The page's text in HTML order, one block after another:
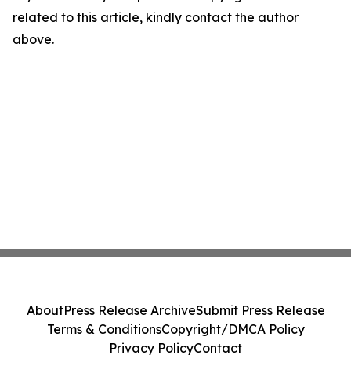
related to this article, kindly contact the author
above.
AboutPress Release ArchiveSubmit Press Release
Terms & ConditionsCopyright/DMCA Policy
Privacy PolicyContact